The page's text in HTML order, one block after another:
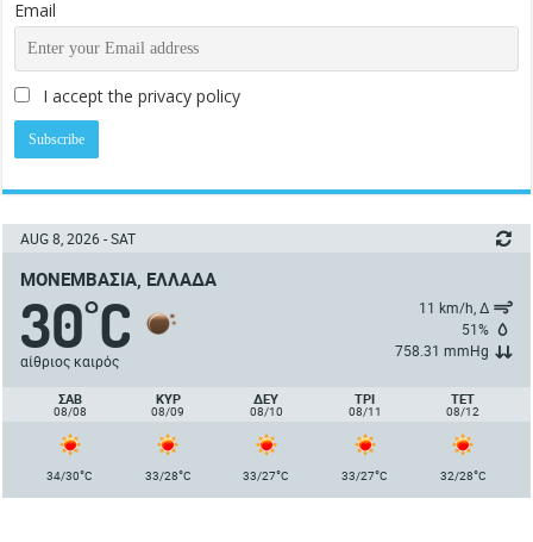
Email
I accept the privacy policy
AUG 8, 2026 - SAT
ΜΟΝΕΜΒΑΣΙΆ, ΕΛΛΆΔΑ
30°C
αίθριος καιρός
11 km/h, Δ
51%
758.31 mmHg
ΣΑΒ
08/08
ΚΥΡ
08/09
ΔΕΥ
08/10
ΤΡΙ
08/11
ΤΕΤ
08/12
34/30°C 33/28°C 33/27°C 33/27°C 32/28°C